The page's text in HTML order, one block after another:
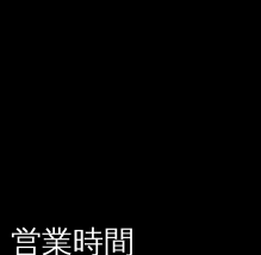
営業時間